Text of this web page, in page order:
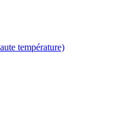
température)